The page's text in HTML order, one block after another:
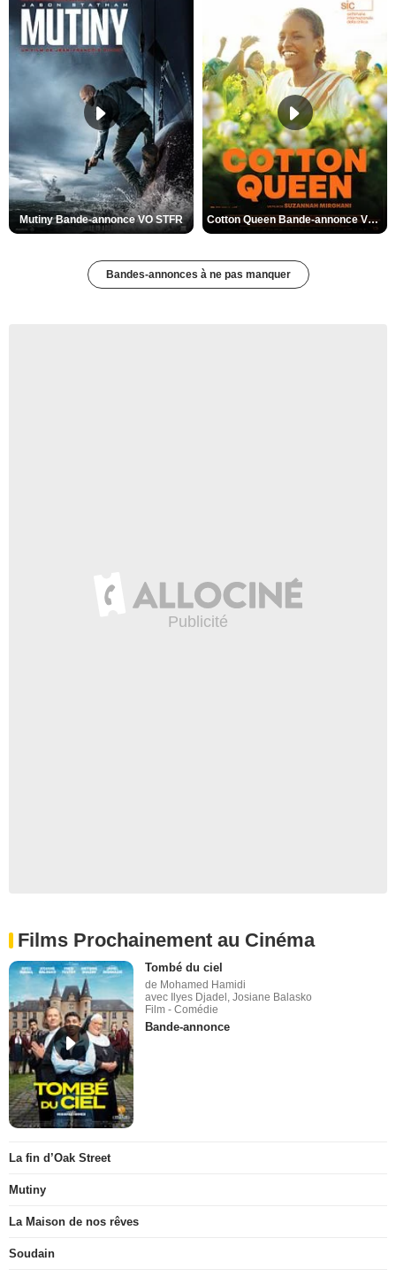
Mutiny Bande-annonce VO STFR Cotton Queen Bande-annonce VO STFR
Bandes-annonces à ne pas manquer
Films Prochainement au Cinéma
Tombé du ciel
de Mohamed Hamidi
avec Ilyes Djadel, Josiane Balasko
Film - Comédie
Bande-annonce
La fin d’Oak Street
Mutiny
La Maison de nos rêves
Soudain